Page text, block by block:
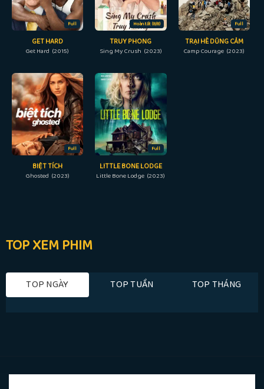
Full
GET HARD
Get Hard (2015)
Hoàn tất (8/8)
TRUY PHONG
Sing My Crush (2023)
Full
TRẠI HÈ DŨNG CẢM
Camp Courage (2023)
Full
BIỆT TÍCH
Ghosted (2023)
Full
LITTLE BONE LODGE
Little Bone Lodge (2023)
TOP XEM PHIM
TOP NGÀY TOP TUẦN TOP THÁNG